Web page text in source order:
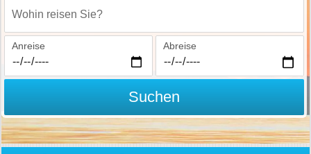
Wohin reisen Sie?
Anreise Abreise
Suchen